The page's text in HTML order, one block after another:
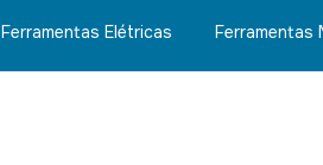
Ferramentas Elétricas Ferramentas